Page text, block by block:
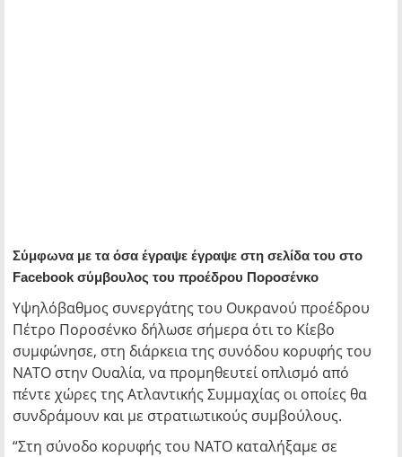
Σύμφωνα με τα όσα έγραψε έγραψε στη σελίδα του στο
Facebook σύμβουλος του προέδρου Ποροσένκο
Υψηλόβαθμος συνεργάτης του Ουκρανού προέδρου
Πέτρο Ποροσένκο δήλωσε σήμερα ότι το Κίεβο
συμφώνησε, στη διάρκεια της συνόδου κορυφής του
ΝΑΤΟ στην Ουαλία, να προμηθευτεί οπλισμό από
πέντε χώρες της Ατλαντικής Συμμαχίας οι οποίες θα
συνδράμουν και με στρατιωτικούς συμβούλους.
“Στη σύνοδο κορυφής του ΝΑΤΟ καταλήξαμε σε